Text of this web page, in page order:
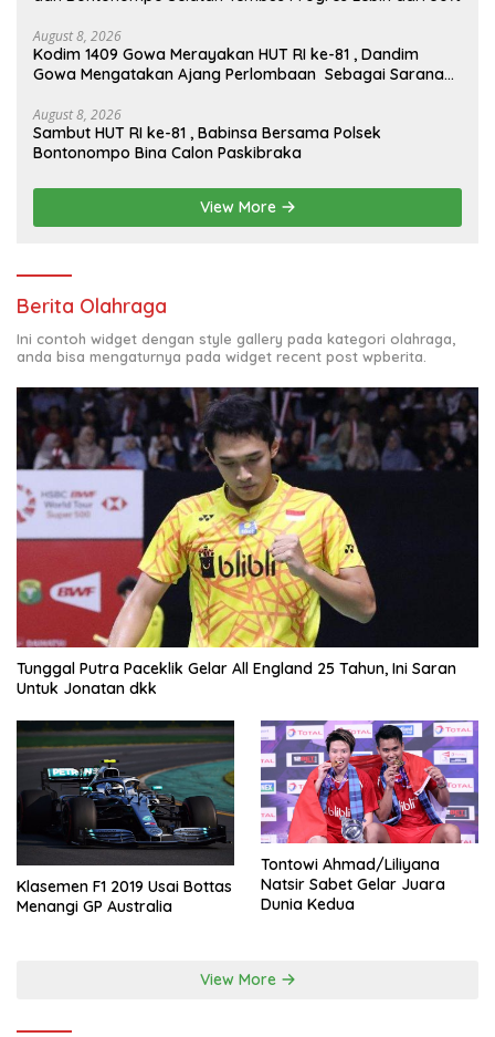
August 8, 2026
Kodim 1409 Gowa Merayakan HUT RI ke-81 , Dandim
Gowa Mengatakan Ajang Perlombaan Sebagai Sarana
August 8, 2026
Sambut HUT RI ke-81 , Babinsa Bersama Polsek
View More
Berita Olahraga
Ini contoh widget dengan style gallery pada kategori olahraga,
anda bisa mengaturnya pada widget recent post wpberita.
Tunggal Putra Paceklik Gelar All England 25 Tahun, Ini Saran
Untuk Jonatan dkk
Klasemen F1 2019 Usai Bottas
Menangi GP Australia
Tontowi Ahmad/Liliyana
Natsir Sabet Gelar Juara
Dunia Kedua
View More